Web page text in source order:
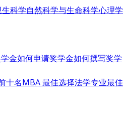
科学自然科学与生命科学心理学
金如何申请奖学金如何撰写奖学
十名MBA 最佳选择法学专业最佳